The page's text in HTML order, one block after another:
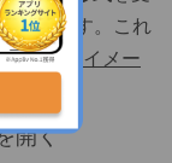
介します。これ
査全体のイメー
開く